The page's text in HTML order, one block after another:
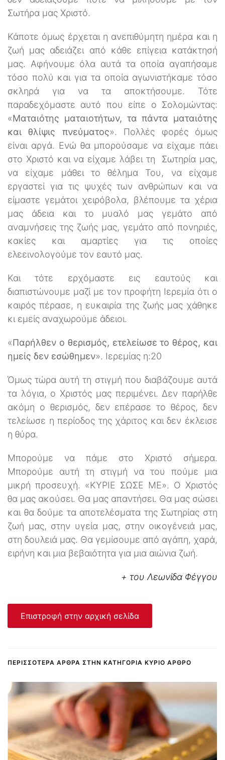
Σωτήρα μας Χριστό.
Κάποτε όμως έρχεται η ανεπιθύμητη ημέρα και η
ζωή μας αδειάζει από κάθε επίγεια κατάκτησή
μας. Αφήνουμε όλα αυτά τα οποία αγαπήσαμε
τόσο πολύ και για τα οποία αγωνιστήκαμε τόσο
σκληρά για να τα αποκτήσουμε. Τότε
παραδεχόμαστε αυτό που είπε ο Σολομώντας:
«Ματαιότης ματαιοτήτων, τα πάντα ματαιότης
και θλίψις πνεύματος». Πολλές φορές όμως
είναι αργά. Ενώ θα μπορούσαμε να είχαμε πάει
στο Χριστό και να είχαμε λάβει τη Σωτηρία μας,
να είχαμε μάθει το θέλημα Του, να είχαμε
εργαστεί για τις ψυχές των ανθρώπων και να
είμαστε γεμάτοι χειρόβολα, βλέπουμε τα χέρια
μας άδεια και το μυαλό μας γεμάτο από
αναμνήσεις της ζωής μας, γεμάτο από πονηριές,
κακίες και αμαρτίες για τις οποίες
ελεεινολογούμε τον εαυτό μας.
Και τότε ερχόμαστε εις εαυτούς και
διαπιστώνουμε μαζί με τον προφήτη Ιερεμία ότι ο
καιρός πέρασε, η ευκαιρία της ζωής μας χάθηκε
κι εμείς αναχωρούμε άδειοι.
«Παρήλθεν ο θερισμός, ετελείωσε το θέρος, και
ημείς δεν εσώθημεν». Ιερεμίας η:20
Όμως τώρα αυτή τη στιγμή που διαβάζουμε αυτά
τα λόγια, ο Χριστός μας περιμένει. Δεν παρήλθε
ακόμη ο θερισμός, δεν επέρασε το θέρος, δεν
τελείωσε η περίοδος της χάριτος και δεν έκλεισε
η θύρα.
Μπορούμε να πάμε στο Χριστό σήμερα.
Μπορούμε αυτή τη στιγμή να του πούμε μια
μικρή προσευχή. «ΚΥΡΙΕ ΣΩΣΕ ΜΕ». Ο Χριστός
θα μας ακούσει. Θα μας απαντήσει. Θα μας σώσει
και θα δούμε τα αποτελέσματα της Σωτηρίας στη
ζωή μας, στην υγεία μας, στην οικογένειά μας,
στη δουλειά μας. Θα γεμίσουμε από αγάπη, χαρά,
ειρήνη και μια βεβαιότητα για μια αιώνια ζωή.
+ του Λεωνίδα Φέγγου
Επιστροφή στην αρχική σελίδα
ΠΕΡΙΣΣΌΤΕΡΑ ΆΡΘΡΑ ΣΤΗΝ ΚΑΤΗΓΟΡΊΑ ΚΎΡΙΟ ΆΡΘΡΟ